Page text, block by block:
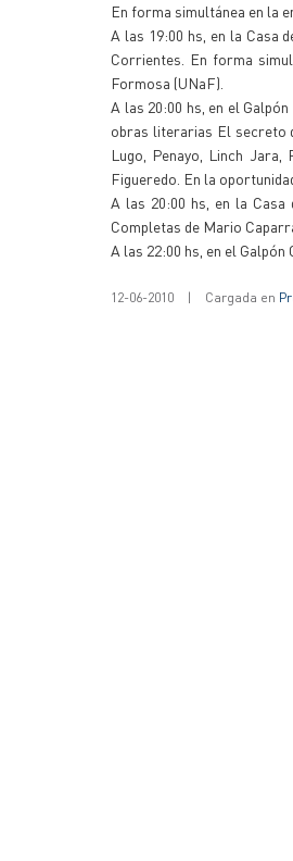
En forma simultánea en la
A las 19:00 hs, en la Casa
Corrientes. En forma
Formosa (UNaF).
A las 20:00 hs, en el
obras literarias El secreto
Lugo, Penayo, Linch
Figueredo. En la
A las 20:00 hs, en la
Completas de Mario
A las 22:00 hs, en el
12-06-2010 | Cargada en